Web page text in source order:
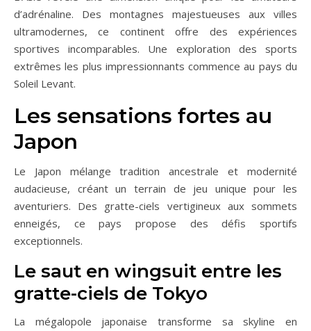
d’adrénaline. Des montagnes majestueuses aux villes
ultramodernes, ce continent offre des expériences
sportives incomparables. Une exploration des sports
extrêmes les plus impressionnants commence au pays du
Soleil Levant.
Les sensations fortes au
Japon
Le Japon mélange tradition ancestrale et modernité
audacieuse, créant un terrain de jeu unique pour les
aventuriers. Des gratte-ciels vertigineux aux sommets
enneigés, ce pays propose des défis sportifs
exceptionnels.
Le saut en wingsuit entre les
gratte-ciels de Tokyo
La mégalopole japonaise transforme sa skyline en